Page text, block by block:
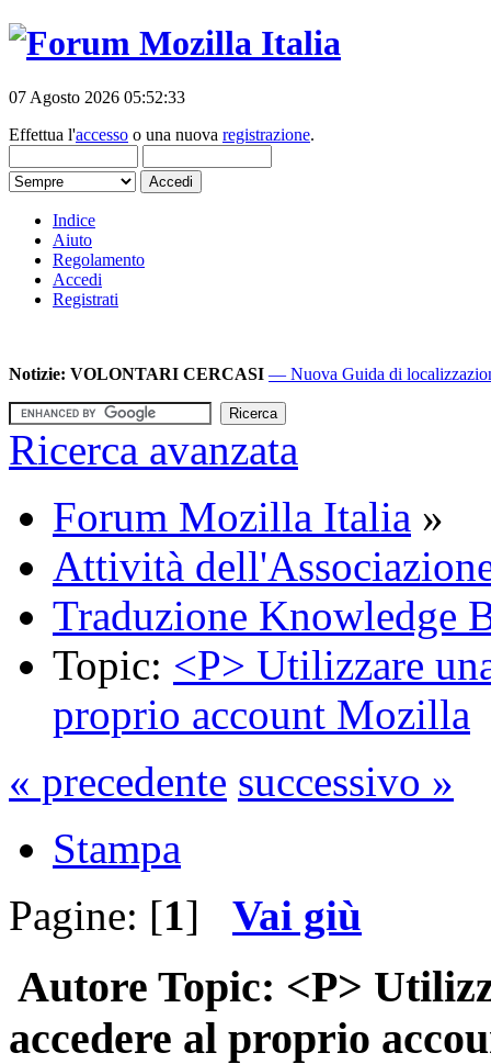
07 Agosto 2026 05:52:33
Effettua l'accesso o una nuova registrazione.
Indice
Aiuto
Regolamento
Accedi
Registrati
Notizie: VOLONTARI CERCASI — Nuova Guida di
Ricerca avanzata
Forum Mozilla Italia »
Attività
Traduzione Knowledge
Topic: <P> Utilizzare
proprio account Mozilla
« precedente successivo »
Stampa
Pagine: [1] Vai giù
Autore Topic: <P>
accedere al proprio